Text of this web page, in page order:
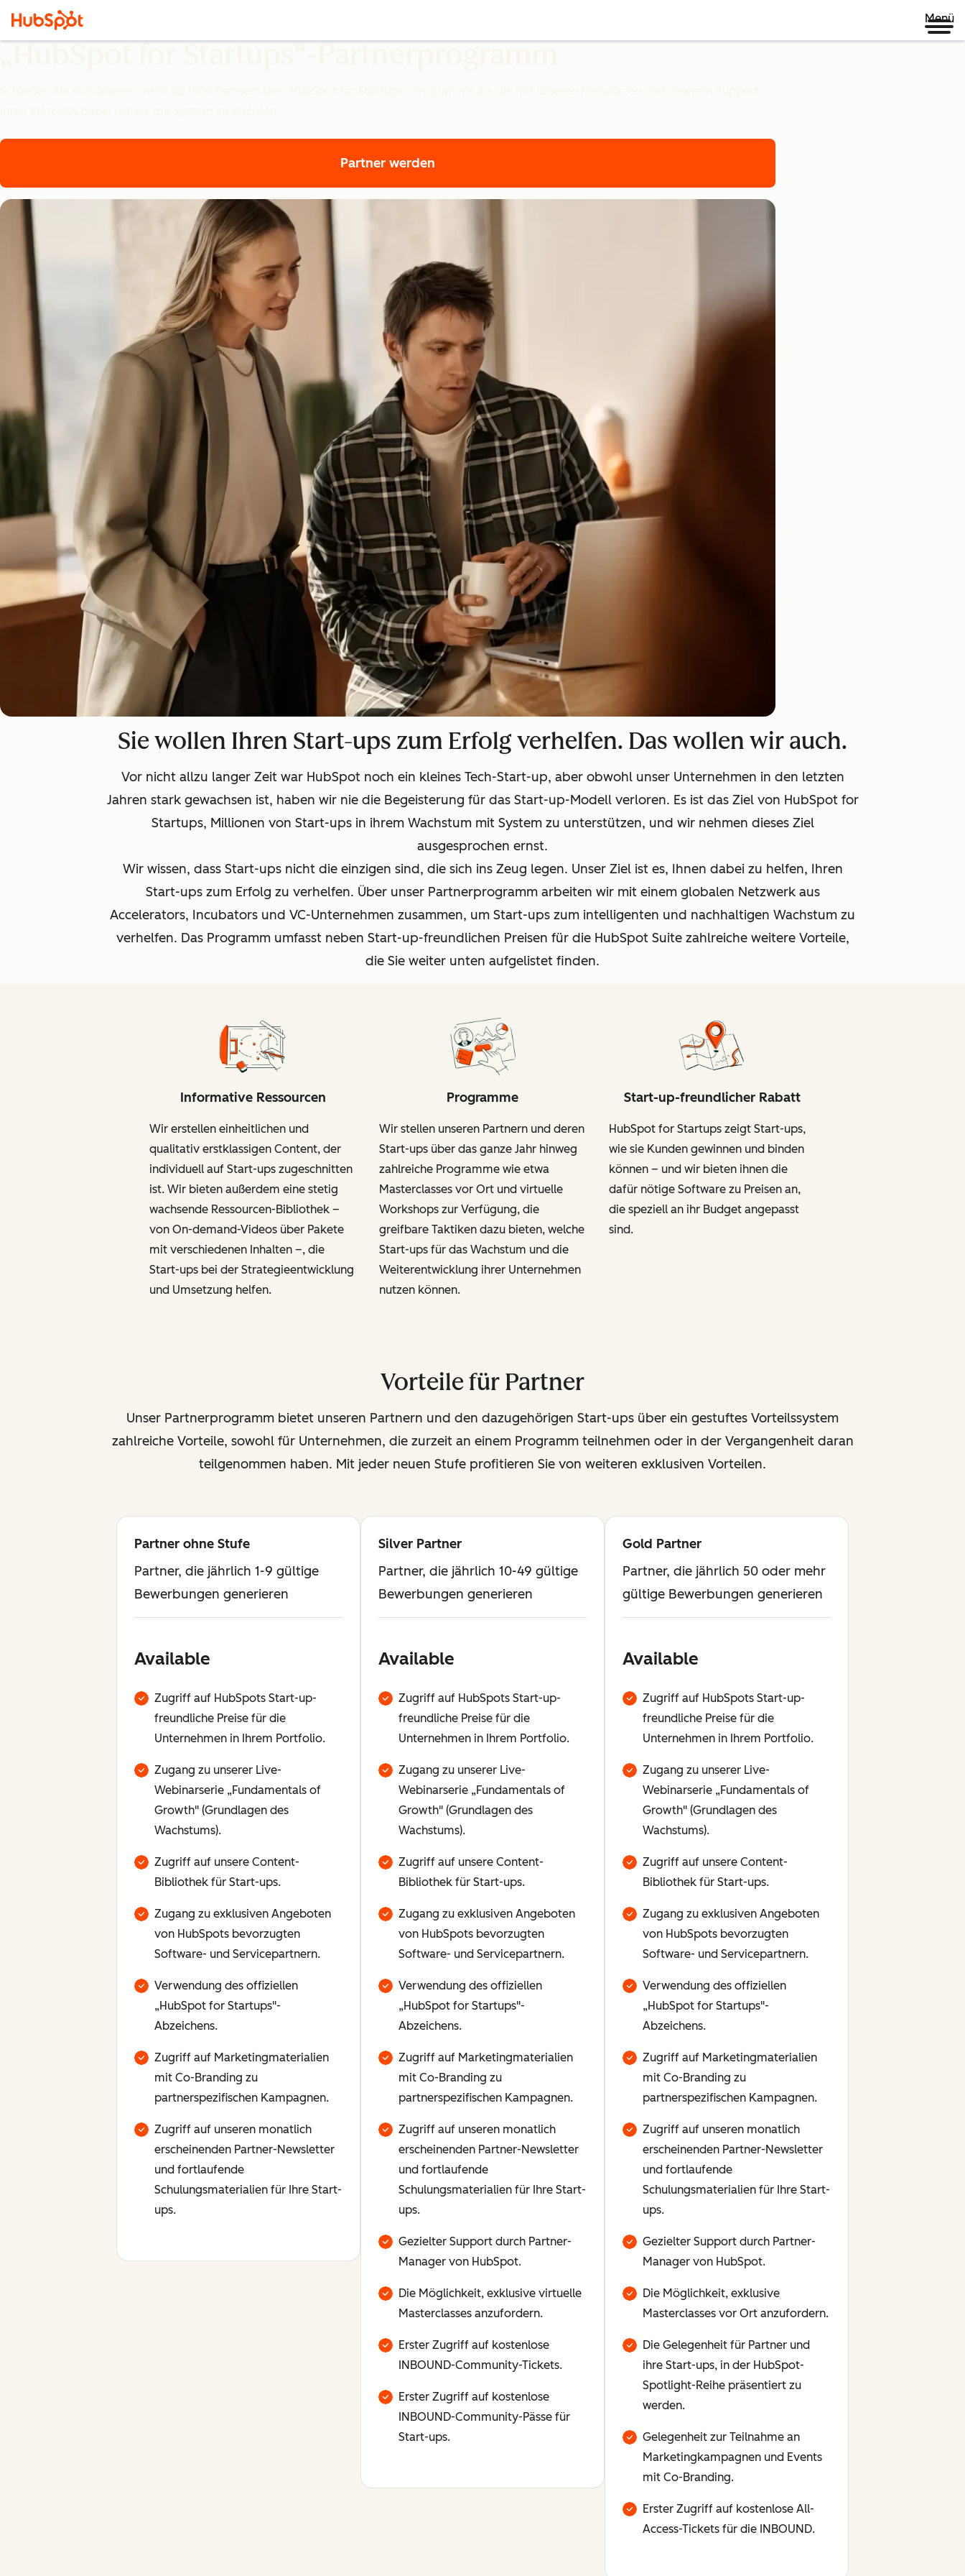
Menü
Partner werden
Sie wollen Ihren Start-ups zum Erfolg verhelfen. Das wollen wir auch.
Vor nicht allzu langer Zeit war HubSpot noch ein kleines Tech-Start-up, aber obwohl unser Unternehmen in den letzten
Jahren stark gewachsen ist, haben wir nie die Begeisterung für das Start-up-Modell verloren. Es ist das Ziel von HubSpot for
Startups, Millionen von Start-ups in ihrem Wachstum mit System zu unterstützen, und wir nehmen dieses Ziel
ausgesprochen ernst.
Wir wissen, dass Start-ups nicht die einzigen sind, die sich ins Zeug legen. Unser Ziel ist es, Ihnen dabei zu helfen, Ihren
Start-ups zum Erfolg zu verhelfen. Über unser Partnerprogramm arbeiten wir mit einem globalen Netzwerk aus
Accelerators, Incubators und VC-Unternehmen zusammen, um Start-ups zum intelligenten und nachhaltigen Wachstum zu
verhelfen. Das Programm umfasst neben Start-up-freundlichen Preisen für die HubSpot Suite zahlreiche weitere Vorteile,
die Sie weiter unten aufgelistet finden.
Informative Ressourcen
Wir erstellen einheitlichen und
qualitativ erstklassigen Content, der
individuell auf Start-ups zugeschnitten
ist. Wir bieten außerdem eine stetig
wachsende Ressourcen-Bibliothek –
von On-demand-Videos über Pakete
mit verschiedenen Inhalten –, die
Start-ups bei der Strategieentwicklung
und Umsetzung helfen.
Programme
Wir stellen unseren Partnern und deren
Start-ups über das ganze Jahr hinweg
zahlreiche Programme wie etwa
Masterclasses vor Ort und virtuelle
Workshops zur Verfügung, die
greifbare Taktiken dazu bieten, welche
Start-ups für das Wachstum und die
Weiterentwicklung ihrer Unternehmen
nutzen können.
Start-up-freundlicher Rabatt
HubSpot for Startups zeigt Start-ups,
wie sie Kunden gewinnen und binden
können – und wir bieten ihnen die
dafür nötige Software zu Preisen an,
die speziell an ihr Budget angepasst
sind.
Vorteile für Partner
Unser Partnerprogramm bietet unseren Partnern und den dazugehörigen Start-ups über ein gestuftes Vorteilssystem
zahlreiche Vorteile, sowohl für Unternehmen, die zurzeit an einem Programm teilnehmen oder in der Vergangenheit daran
teilgenommen haben. Mit jeder neuen Stufe profitieren Sie von weiteren exklusiven Vorteilen.
Partner ohne Stufe
Partner, die jährlich 1-9 gültige
Bewerbungen generieren
Available
Zugriff auf HubSpots Start-up-
freundliche Preise für die
Unternehmen in Ihrem Portfolio.
Zugang zu unserer Live-
Webinarserie „Fundamentals of
Growth" (Grundlagen des
Wachstums).
Zugriff auf unsere Content-
Bibliothek für Start-ups.
Zugang zu exklusiven Angeboten
von HubSpots bevorzugten
Software- und Servicepartnern.
Verwendung des offiziellen
„HubSpot for Startups"-
Abzeichens.
Zugriff auf Marketingmaterialien
mit Co-Branding zu
partnerspezifischen Kampagnen.
Zugriff auf unseren monatlich
erscheinenden Partner-Newsletter
und fortlaufende
Schulungsmaterialien für Ihre Start-
ups.
Silver Partner
Partner, die jährlich 10-49 gültige
Bewerbungen generieren
Available
Zugriff auf HubSpots Start-up-
freundliche Preise für die
Unternehmen in Ihrem Portfolio.
Zugang zu unserer Live-
Webinarserie „Fundamentals of
Growth" (Grundlagen des
Wachstums).
Zugriff auf unsere Content-
Bibliothek für Start-ups.
Zugang zu exklusiven Angeboten
von HubSpots bevorzugten
Software- und Servicepartnern.
Verwendung des offiziellen
„HubSpot for Startups"-
Abzeichens.
Zugriff auf Marketingmaterialien
mit Co-Branding zu
partnerspezifischen Kampagnen.
Zugriff auf unseren monatlich
erscheinenden Partner-Newsletter
und fortlaufende
Schulungsmaterialien für Ihre Start-
ups.
Gezielter Support durch Partner-
Manager von HubSpot.
Die Möglichkeit, exklusive virtuelle
Masterclasses anzufordern.
Erster Zugriff auf kostenlose
INBOUND-Community-Tickets.
Erster Zugriff auf kostenlose
INBOUND-Community-Pässe für
Start-ups.
Gold Partner
Partner, die jährlich 50 oder mehr
gültige Bewerbungen generieren
Available
Zugriff auf HubSpots Start-up-
freundliche Preise für die
Unternehmen in Ihrem Portfolio.
Zugang zu unserer Live-
Webinarserie „Fundamentals of
Growth" (Grundlagen des
Wachstums).
Zugriff auf unsere Content-
Bibliothek für Start-ups.
Zugang zu exklusiven Angeboten
von HubSpots bevorzugten
Software- und Servicepartnern.
Verwendung des offiziellen
„HubSpot for Startups"-
Abzeichens.
Zugriff auf Marketingmaterialien
mit Co-Branding zu
partnerspezifischen Kampagnen.
Zugriff auf unseren monatlich
erscheinenden Partner-Newsletter
und fortlaufende
Schulungsmaterialien für Ihre Start-
ups.
Gezielter Support durch Partner-
Manager von HubSpot.
Die Möglichkeit, exklusive
Masterclasses vor Ort anzufordern.
Die Gelegenheit für Partner und
ihre Start-ups, in der HubSpot-
Spotlight-Reihe präsentiert zu
werden.
Gelegenheit zur Teilnahme an
Marketingkampagnen und Events
mit Co-Branding.
Erster Zugriff auf kostenlose All-
Access-Tickets für die INBOUND.